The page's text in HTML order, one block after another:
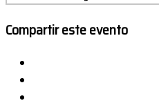
Compartir este evento